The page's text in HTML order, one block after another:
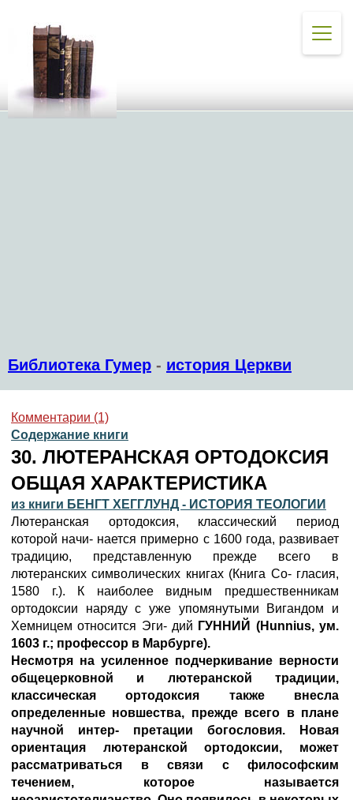
Библиотека Гумер - история Церкви
Комментарии (1)
Содержание книги
30. ЛЮТЕРАНСКАЯ ОРТОДОКСИЯ
ОБЩАЯ ХАРАКТЕРИСТИКА
из книги БЕНГТ ХЕГГЛУНД - ИСТОРИЯ ТЕОЛОГИИ
Лютеранская ортодоксия, классический период
которой начи- нается примерно с 1600 года, развивает
традицию, представленную прежде всего в
лютеранских символических книгах (Книга Со- гласия,
1580 г.). К наиболее видным предшественникам
ортодоксии наряду с уже упомянутыми Вигандом и
Хемницем относится Эги- дий ГУННИЙ (Hunnius, ум.
1603 г.; профессор в Марбурге).
Несмотря на усиленное подчеркивание верности
общецерковной и лютеранской традиции,
классическая ортодоксия также внесла
определенные новшества, прежде всего в плане
научной интер- претации богословия. Новая
ориентация лютеранской ортодоксии, может
рассматриваться в связи с философским
течением, которое называется